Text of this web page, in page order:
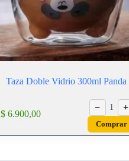
Taza Doble Vidrio 300ml Panda
$ 6.900,00
− 1 +
Comprar